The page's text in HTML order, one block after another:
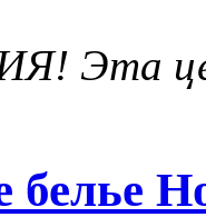
Эта
белье